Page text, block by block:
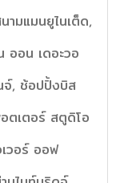
ามแมนยูไนเต็ด,
ออน เดอะวอ
จ์, ช้อปปิ้งบิส
ตเตอร์ สตูดิโอ
วอร์ ออฟ